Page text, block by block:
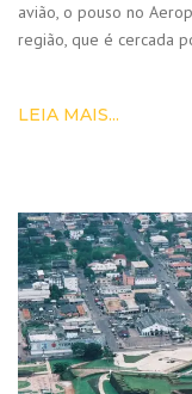
avião, o pouso no
região, que é cercada
LEIA MAIS...